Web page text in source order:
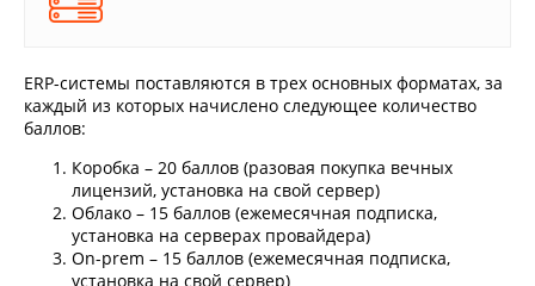
ERP-системы поставляются в трех основных форматах, за
каждый из которых начислено следующее количество
баллов:
Коробка – 20 баллов (разовая покупка вечных
лицензий, установка на свой сервер)
Облако – 15 баллов (ежемесячная подписка,
установка на серверах провайдера)
On-prem – 15 баллов (ежемесячная подписка,
установка на свой сервер)